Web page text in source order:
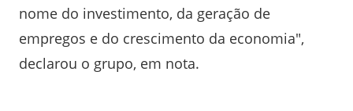
nome do investimento, da geração de
empregos e do crescimento da economia",
declarou o grupo, em nota.